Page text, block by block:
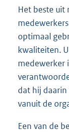
Het beste uit
optimaal
kwaliteiten.
medewerker
dat hij
vanuit de
Een van de